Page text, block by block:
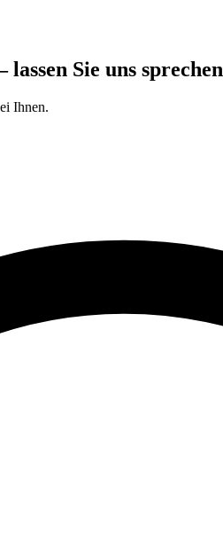
Sie uns sprechen
Ihnen.